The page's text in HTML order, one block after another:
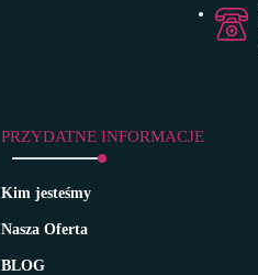
PRZYDATNE INFORMACJE
Kim jesteśmy
Nasza Oferta
BLOG